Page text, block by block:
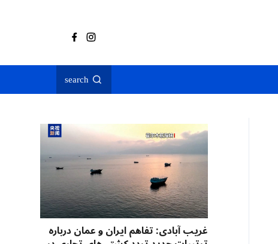
search
غریب آبادی: تفاهم ایران و عمان درباره